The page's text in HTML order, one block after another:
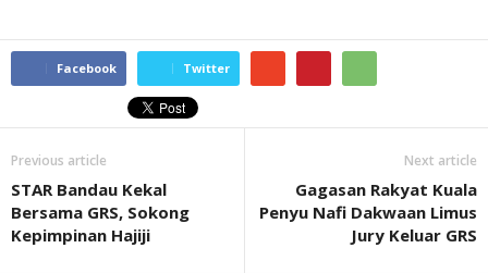
Facebook Twitter
Previous article
STAR Bandau Kekal
Bersama GRS, Sokong
Kepimpinan Hajiji
Next article
Gagasan Rakyat Kuala
Penyu Nafi Dakwaan Limus
Jury Keluar GRS